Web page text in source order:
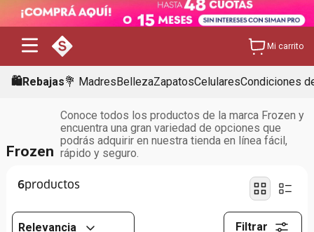
Mi carrito
🛍️Rebajas💐 MadresBellezaZapatosCelularesCondiciones
Frozen
Conoce todos los productos de la marca Frozen y
encuentra una gran variedad de opciones que
podrás adquirir en nuestra tienda en línea fácil,
rápido y seguro.
6
Relevancia Filtrar